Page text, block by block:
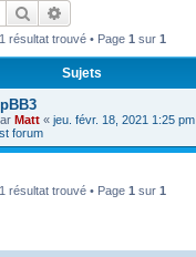
Rechercher
1 résultat trouvé • Page 1 sur 1
Sujets
Matt « jeu. févr. 18, 2021 1:25 pm
forum
1 résultat trouvé • Page 1 sur 1